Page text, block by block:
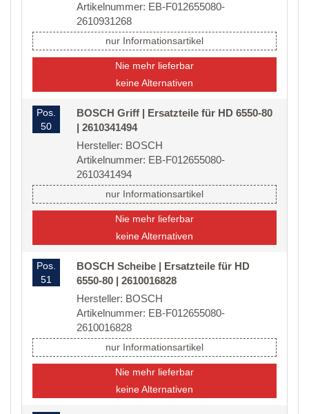
Artikelnummer: EB-F012655080-
2610931268
nur Informationsartikel
Nie mehr lieferbar
keine Alternativen
Pos.
50
BOSCH Griff | Ersatzteile für HD 6550-80
| 2610341494
Hersteller: BOSCH
Artikelnummer: EB-F012655080-
2610341494
nur Informationsartikel
Nie mehr lieferbar
keine Alternativen
Pos.
51
BOSCH Scheibe | Ersatzteile für HD
6550-80 | 2610016828
Hersteller: BOSCH
Artikelnummer: EB-F012655080-
2610016828
nur Informationsartikel
Nie mehr lieferbar
keine Alternativen